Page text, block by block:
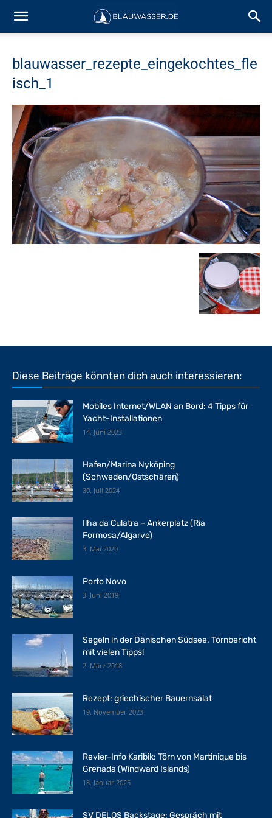
blauwasser_rezepte_eingekochtes_fle
isch_1
Diese Beiträge könnten dich auch interessieren:
Mobiles Internet/WLAN an Bord: 4 Tipps für
Yacht-Installationen
14. Juni 2023
Hafen/Marina Nyköping
(Schweden/Ostschären)
30. Juli 2024
Ilha da Culatra – Ankerplatz (Ria
Formosa/Algarve)
3. Mai 2020
Porto Novo
3. Juni 2019
Segeln in der Dänischen Südsee. Törnbericht
mit vielen Tipps!
2. März 2018
Rezept: griechischer Bauernsalat
19. November 2023
Revier-Info Karibik: Törn von Martinique bis
Grenada (Windward Islands)
18. Januar 2025
SV DELOS Backstage: Gespräch mit